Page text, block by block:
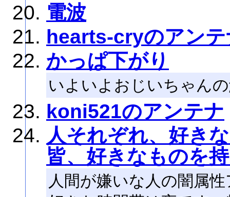
電波
hearts-cryのアンテ
かっぱ下がり
いよいよおじいちゃん
koni521のアンテナ
人それぞれ、好き
皆、好きなものを
人間が嫌いな人の闇属